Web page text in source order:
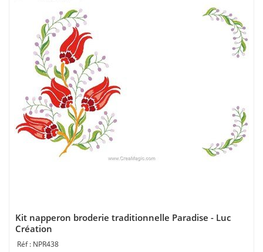
Kit napperon broderie traditionnelle Paradise - Luc
Création
NPR438